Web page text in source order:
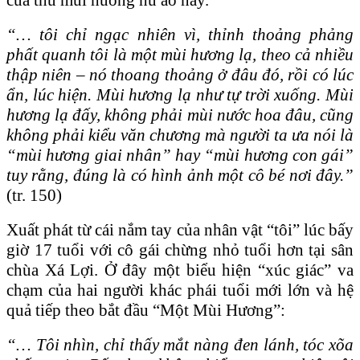
“… tôi chỉ ngạc nhiên vì, thỉnh thoảng phảng
phất quanh tôi là một mùi hương lạ, theo cả nhiều
thập niên – nó thoang thoảng ở đâu đó, rồi có lúc
ẩn, lúc hiện. Mùi hương lạ như tự trời xuống. Mùi
hương lạ đấy, không phải mùi nước hoa đâu, cũng
không phải kiểu văn chương mà người ta ưa nói là
“mùi hương giai nhân” hay “mùi hương con gái”
tuy rằng, đúng là có hình ảnh một cô bé nơi đây.”
(tr. 150)
Xuất phát từ cái nắm tay của nhân vật “tôi” lúc bấy
giờ 17 tuổi với cô gái chừng nhỏ tuổi hơn tại sân
chùa Xá Lợi. Ở đây một biểu hiện “xúc giác” va
chạm của hai người khác phái tuổi mới lớn và hệ
quả tiếp theo bắt đầu “Một Mùi Hương”:
“… Tôi nhìn, chỉ thấy mắt nàng đen lánh, tóc xõa